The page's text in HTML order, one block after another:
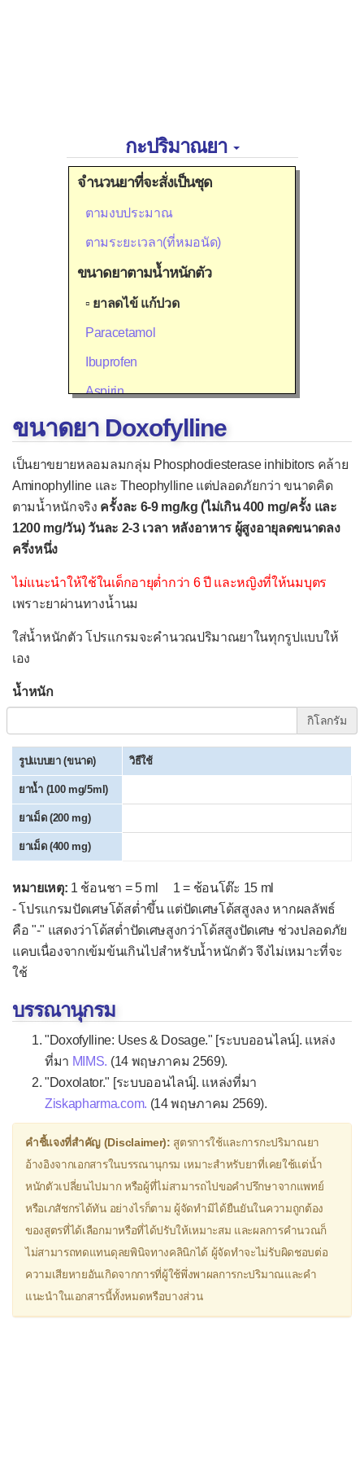
กะปริมาณยา
จำนวนยาที่จะสั่งเป็นชุด
ตามงบประมาณ
ตามระยะเวลา(ที่หมอนัด)
ขนาดยาตามน้ำหนักตัว
▫ ยาลดไข้ แก้ปวด
Paracetamol
Ibuprofen
Aspirin
Diclofenac (Voltaren®)
Meloxicam (Mobic®)
Celecoxib (Celebrex®)
Cetirizine
Levocetirizine
Loratadine
Pseudoephedrine
▫ยาละลายเสมหะ
Acetylcysteine (NAC)
Ambroxol
Bromhexine (Bisolvon®)
ยาแก้ไอน้ำดำ
▫ยาระงับการไอ
Codeine
▫ยาขยายหลอดลม
Aminophylline
Doxofylline (Puroxan®)
Montelukast
Salbutamol (Ventolin®)
Theophylline
ขนาดยา Doxofylline
เป็นยาขยายหลอมลมกลุ่ม Phosphodiesterase inhibitors คล้าย
Aminophylline และ Theophylline แต่ปลอดภัยกว่า ขนาดคิด
ตามน้ำหนักจริง ครั้งละ 6-9 mg/kg (ไม่เกิน 400 mg/ครั้ง และ
1200 mg/วัน) วันละ 2-3 เวลา หลังอาหาร ผู้สูงอายุลดขนาดลง
ครึ่งหนึ่ง
ไม่แนะนำให้ใช้ในเด็กอายุต่ำกว่า 6 ปี และหญิงที่ให้นมบุตร
เพราะยาผ่านทางน้ำนม
ใส่น้ำหนักตัว โปรแกรมจะคำนวณปริมาณยาในทุกรูปแบบให้
เอง
น้ำหนัก
กิโลกรัม
รูปแบบยา (ขนาด) วิธีใช้
ยาน้ำ (100 mg/5ml)
ยาเม็ด (200 mg)
ยาเม็ด (400 mg)
หมายเหตุ: 1 ช้อนชา = 5 ml 1 = ช้อนโต๊ะ 15 ml
- โปรแกรมปัดเศษโด้สต่ำขึ้น แต่ปัดเศษโด้สสูงลง หากผลลัพธ์
คือ "-" แสดงว่าโด้สต่ำปัดเศษสูงกว่าโด้สสูงปัดเศษ ช่วงปลอดภัย
แคบเนื่องจากเข้มข้นเกินไปสำหรับน้ำหนักตัว จึงไม่เหมาะที่จะ
ใช้
บรรณานุกรม
"Doxofylline: Uses & Dosage." [ระบบออนไลน์]. แหล่ง
ที่มา MIMS. (14 พฤษภาคม 2569).
"Doxolator." [ระบบออนไลน์]. แหล่งที่มา
Ziskapharma.com. (14 พฤษภาคม 2569).
คำชี้แจงที่สำคัญ (Disclaimer): สูตรการใช้และการกะปริมาณยา
อ้างอิงจากเอกสารในบรรณานุกรม เหมาะสำหรับยาที่เคยใช้แต่น้ำ
หนักตัวเปลี่ยนไปมาก หรือผู้ที่ไม่สามารถไปขอคำปรึกษาจากแพทย์
หรือเภสัชกรได้ทัน อย่างไรก็ตาม ผู้จัดทำมิได้ยืนยันในความถูกต้อง
ของสูตรที่ได้เลือกมาหรือที่ได้ปรับให้เหมาะสม และผลการคำนวณก็
ไม่สามารถทดแทนดุลยพินิจทางคลินิกได้ ผู้จัดทำจะไม่รับผิดชอบต่อ
ความเสียหายอันเกิดจากการที่ผู้ใช้พึ่งพาผลการกะปริมาณและคำ
แนะนำในเอกสารนี้ทั้งหมดหรือบางส่วน